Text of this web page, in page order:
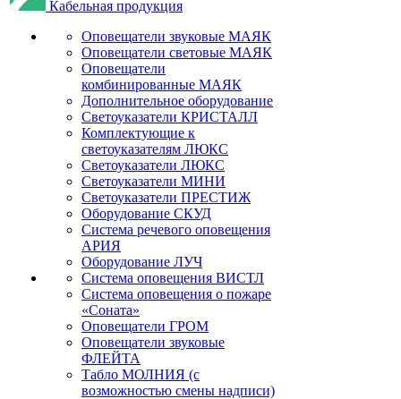
Кабельная продукция
Оповещатели звуковые МАЯК
Оповещатели световые МАЯК
Оповещатели
комбинированные МАЯК
Дополнительное оборудование
Светоуказатели КРИСТАЛЛ
Комплектующие к
светоуказателям ЛЮКС
Светоуказатели ЛЮКС
Светоуказатели МИНИ
Светоуказатели ПРЕСТИЖ
Оборудование СКУД
Система речевого оповещения
АРИЯ
Оборудование ЛУЧ
Система оповещения ВИСТЛ
Система оповещения о пожаре
«Соната»
Оповещатели ГРОМ
Оповещатели звуковые
ФЛЕЙТА
Табло МОЛНИЯ (с
возможностью смены надписи)